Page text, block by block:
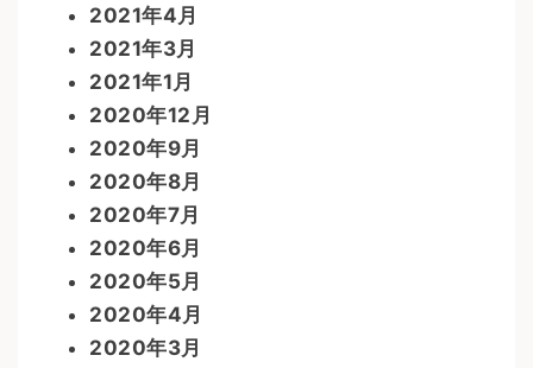
2021年4月
2021年3月
2021年1月
2020年12月
2020年9月
2020年8月
2020年7月
2020年6月
2020年5月
2020年4月
2020年3月